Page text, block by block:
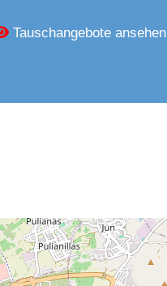
Tauschangebote ansehen